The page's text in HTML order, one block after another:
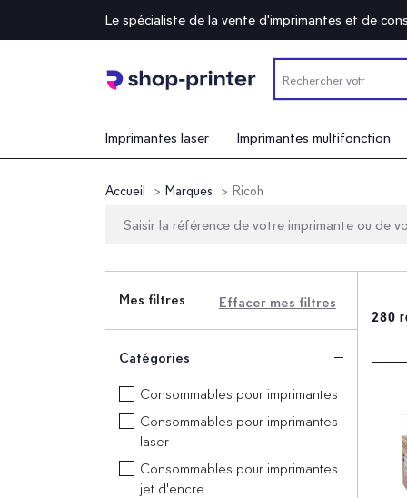
Le spécialiste de la vente d'imprimantes et de
Imprimantes laser Imprimantes multifonction
Accueil Marques Ricoh
Mes filtres Effacer mes filtres
Catégories
Consommables pour imprimantes
Consommables pour imprimantes
laser
Consommables pour imprimantes
jet d'encre
280